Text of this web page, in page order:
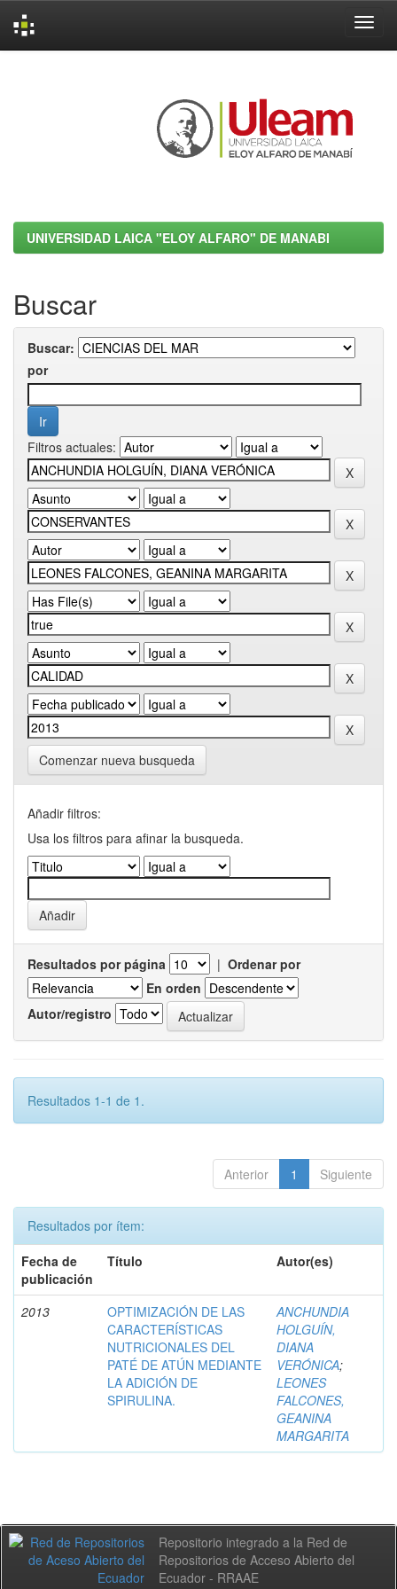
UNIVERSIDAD LAICA "ELOY ALFARO" DE MANABI
Buscar
Buscar:
por
Filtros actuales:
Comenzar nueva busqueda
Añadir filtros:
Usa los filtros para afinar la busqueda.
Resultados por página | Ordenar por
En orden
Autor/registro
Resultados 1-1 de 1.
Anterior 1 Siguiente
Resultados por ítem:
Fecha de
publicación
Título Autor(es)
2013
OPTIMIZACIÓN DE LAS
CARACTERÍSTICAS
NUTRICIONALES DEL
PATÉ DE ATÚN MEDIANTE
LA ADICIÓN DE
SPIRULINA.
ANCHUNDIA
HOLGUÍN,
DIANA
VERÓNICA;
LEONES
FALCONES,
GEANINA
MARGARITA
Repositorio integrado a la Red de
Repositorios de Acceso Abierto del
Ecuador - RRAAE